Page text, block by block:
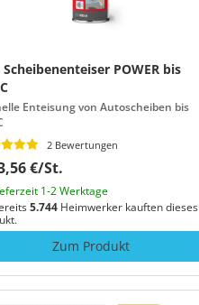
POWER bis
Enteisung von Autoscheiben bis
2 Bewertungen
€/St.
1-2 Werktage
5.744Heimwerker kauften dieses
Zum Produkt